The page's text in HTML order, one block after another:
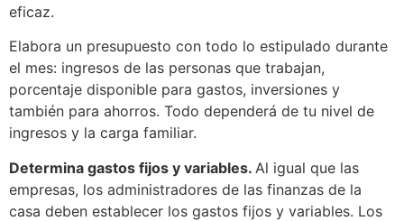
eficaz.
Elabora un presupuesto con todo lo estipulado durante
el mes: ingresos de las personas que trabajan,
porcentaje disponible para gastos, inversiones y
también para ahorros. Todo dependerá de tu nivel de
ingresos y la carga familiar.
‍‍Determina gastos fijos y variables. Al igual que las
empresas, los administradores de las finanzas de la
casa deben establecer los gastos fijos y variables. Los